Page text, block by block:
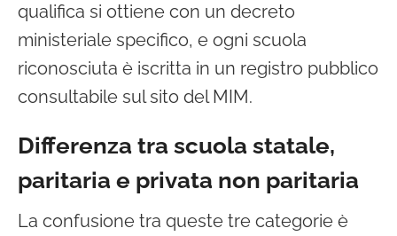
qualifica si ottiene con un decreto
ministeriale specifico, e ogni scuola
riconosciuta è iscritta in un registro pubblico
consultabile sul sito del MIM.
Differenza tra scuola statale,
paritaria e privata non paritaria
La confusione tra queste tre categorie è